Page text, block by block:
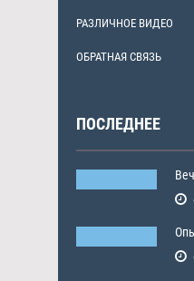
РАЗЛИЧНОЕ ВИДЕО
ОБРАТНАЯ СВЯЗЬ
ПОСЛЕДНЕЕ